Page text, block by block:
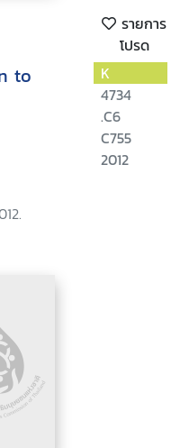
รายการ
โปรด
to
K
4734
.C6
C755
2012